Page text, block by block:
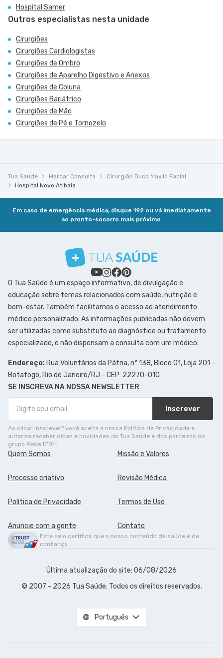
Hospital Samer
Outros especialistas nesta unidade
Cirurgiões
Cirurgiões Cardiologistas
Cirurgiões de Ombro
Cirurgiões de Aparelho Digestivo e Anexos
Cirurgiões de Coluna
Cirurgiões Bariátrico
Cirurgiões de Mão
Cirurgiões de Pé e Tornozelo
Tua Saúde Marcar Consulta
Cirurgião Buco Maxilo Facial
Hospital Novo Atibaia
Em caso de emergência médica, disque 192 ou vá imediatamente
ao pronto-socorro mais próximo.
O Tua Saúde é um espaço informativo, de divulgação e
educação sobre temas relacionados com saúde, nutrição e
bem-estar. Também facilitamos o acesso ao atendimento
médico personalizado. As informações publicadas não devem
ser utilizadas como substituto ao diagnóstico ou tratamento
especializado, e não dispensam a consulta com um médico.
Endereço: Rua Voluntários da Pátria, n° 138, Bloco 01, Loja 201 -
Botafogo, Rio de Janeiro/RJ - CEP: 22270-010
SE INSCREVA NA NOSSA NEWSLETTER
Inscrever
Ao clicar Inscrever" você aceita a nossa Política de Privacidade e
autoriza receber dicas e novidades do Tua Saúde e dos parceiros do
grupo Rede D'Or."
Quem Somos Missão e Valores
Processo criativo Revisão Médica
Política de Privacidade Termos de Uso
Anuncie com a gente Contato
Este selo certifica que o nosso conteúdo de saúde é de
confiança.
Última atualização do site: 06/08/2026
© 2007 - 2026 Tua Saúde. Todos os direitos reservados.
Português